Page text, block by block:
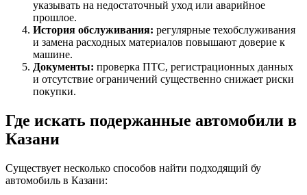
указывать на недостаточный уход или аварийное
прошлое.
История обслуживания: регулярные техобслуживания
и замена расходных материалов повышают доверие к
машине.
Документы: проверка ПТС, регистрационных данных
и отсутствие ограничений существенно снижает риски
покупки.
Где искать подержанные автомобили в
Казани
Существует несколько способов найти подходящий бу
автомобиль в Казани: